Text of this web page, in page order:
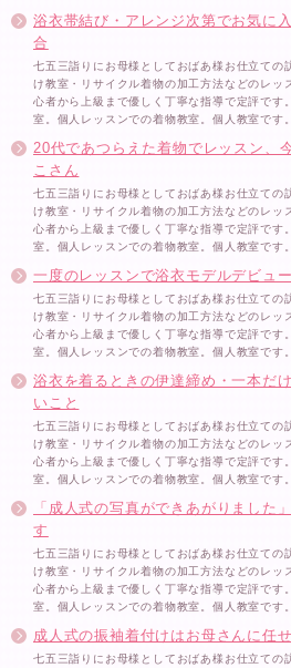
浴衣帯結び・アレンジ次第でお気に
合
七五三詣りにお母様としておばあ様お仕立ての
け教室・リサイクル着物の加工方法などのレッ
心者から上級まで優しく丁寧な指導で定評です
室。個人レッスンでの着物教室。個人教室です。
20代であつらえた着物でレッスン、
こさん
七五三詣りにお母様としておばあ様お仕立ての
け教室・リサイクル着物の加工方法などのレッ
心者から上級まで優しく丁寧な指導で定評です
室。個人レッスンでの着物教室。個人教室です。
一度のレッスンで浴衣モデルデビュ
七五三詣りにお母様としておばあ様お仕立ての
け教室・リサイクル着物の加工方法などのレッ
心者から上級まで優しく丁寧な指導で定評です
室。個人レッスンでの着物教室。個人教室です。
浴衣を着るときの伊達締め・一本だ
いこと
七五三詣りにお母様としておばあ様お仕立ての
け教室・リサイクル着物の加工方法などのレッ
心者から上級まで優しく丁寧な指導で定評です
室。個人レッスンでの着物教室。個人教室です。
「成人式の写真ができあがりました
す
七五三詣りにお母様としておばあ様お仕立ての
け教室・リサイクル着物の加工方法などのレッ
心者から上級まで優しく丁寧な指導で定評です
室。個人レッスンでの着物教室。個人教室です。
成人式の振袖着付けはお母さんに任せ
七五三詣りにお母様としておばあ様お仕立ての